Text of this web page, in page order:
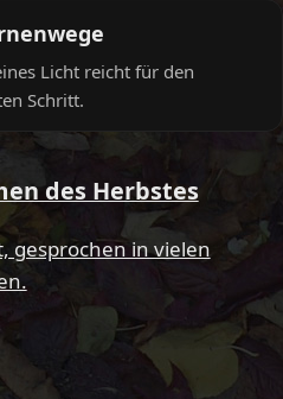
Licht reicht für den
Schritt.
des Herbstes
gesprochen in vielen